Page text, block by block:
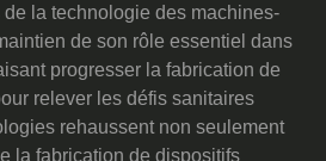
de la technologie des machines-
de son rôle essentiel dans
progresser la fabrication de
relever les défis sanitaires
rehaussent non seulement
la fabrication de dispositifs